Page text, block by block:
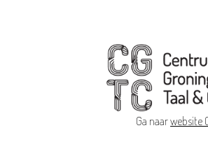
Lammert Voos
Ga naarwebsite